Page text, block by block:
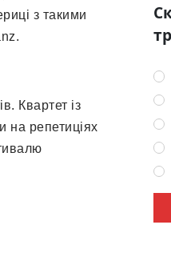
з такими
Квартет із
на репетиціях